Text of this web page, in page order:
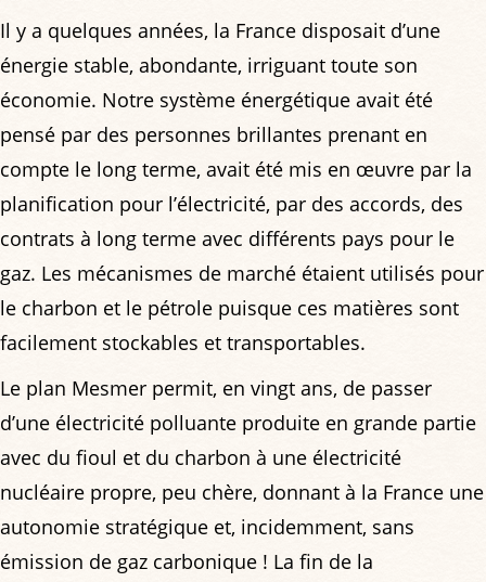
Il y a quelques années, la France disposait d’une
énergie stable, abondante, irriguant toute son
économie. Notre système énergétique avait été
pensé par des personnes brillantes prenant en
compte le long terme, avait été mis en œuvre par la
planification pour l’électricité, par des accords, des
contrats à long terme avec différents pays pour le
gaz. Les mécanismes de marché étaient utilisés pour
le charbon et le pétrole puisque ces matières sont
facilement stockables et transportables.
Le plan Mesmer permit, en vingt ans, de passer
d’une électricité polluante produite en grande partie
avec du fioul et du charbon à une électricité
nucléaire propre, peu chère, donnant à la France une
autonomie stratégique et, incidemment, sans
émission de gaz carbonique ! La fin de la